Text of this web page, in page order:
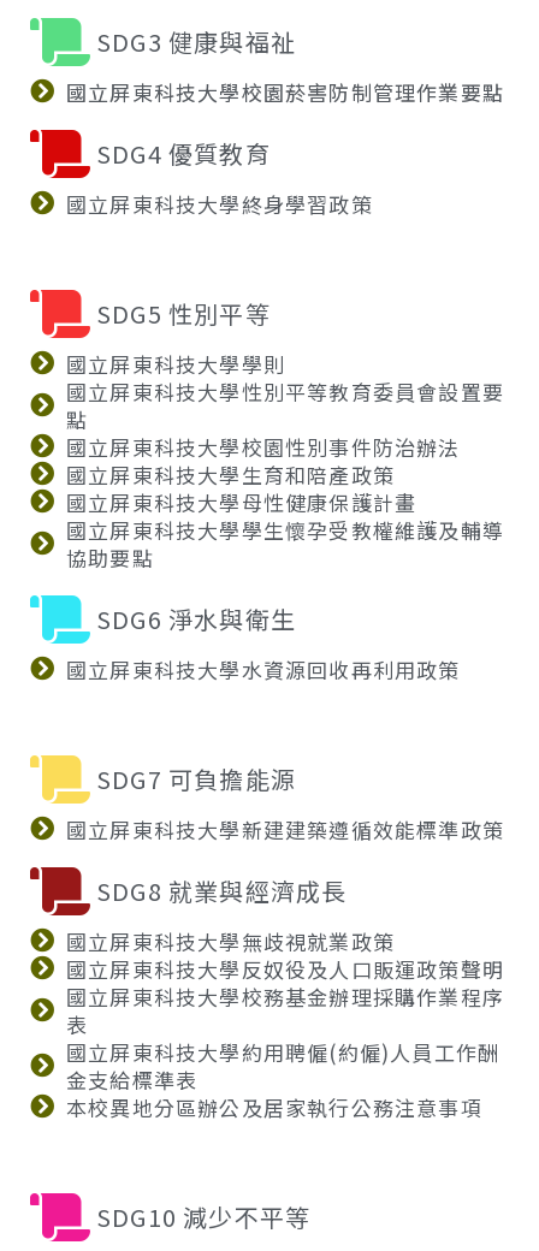
SDG3 健康與福祉
國立屏東科技大學校園菸害防制管理作業要點
SDG4 優質教育
國立屏東科技大學終身學習政策
SDG5 性別平等
國立屏東科技大學學則
國立屏東科技大學性別平等教育委員會設置要
點
國立屏東科技大學校園性別事件防治辦法
國立屏東科技大學生育和陪產政策
國立屏東科技大學母性健康保護計畫
國立屏東科技大學學生懷孕受教權維護及輔導
協助要點
SDG6 淨水與衛生
國立屏東科技大學水資源回收再利用政策
SDG7 可負擔能源
國立屏東科技大學新建建築遵循效能標準政策
SDG8 就業與經濟成長
國立屏東科技大學無歧視就業政策
國立屏東科技大學反奴役及人口販運政策聲明
國立屏東科技大學校務基金辦理採購作業程序
表
國立屏東科技大學約用聘僱(約僱)人員工作酬
金支給標準表
本校異地分區辦公及居家執行公務注意事項
SDG10 減少不平等